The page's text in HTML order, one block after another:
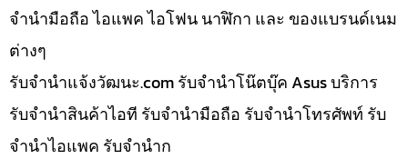
จำนำมือถือ ไอแพค ไอโฟน นาฬิกา และ ของแบรนด์เนม
ต่างๆ
รับจํานําแจ้งวัฒนะ.com รับจำนำโน๊ตบุ๊ค Asus บริการ
รับจำนำสินค้าไอที รับจำนำมือถือ รับจำนำโทรศัพท์ รับ
จำนำไอแพค รับจำนำก